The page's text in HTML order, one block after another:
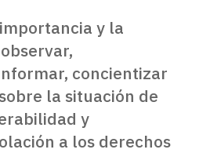
y la
concientizar
la situación de
y
a los derechos